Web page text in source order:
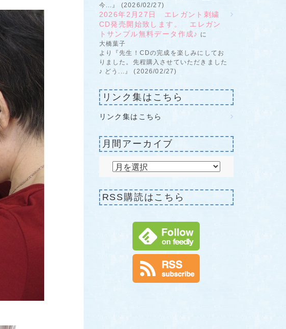
今...』 (2026/02/27)
2026年2月27日 エレガント刺繍
CD発売開始致します。 エレガン
トサンプル無料データ作成♪ に
大橋葉子
より『先生！CDの完成を楽しみにしてお
りました。先程購入させていただきました
♪ どう...』 (2026/02/27)
リンク集はこちら
リンク集はこちら
月間アーカイブ
RSS購読はこちら